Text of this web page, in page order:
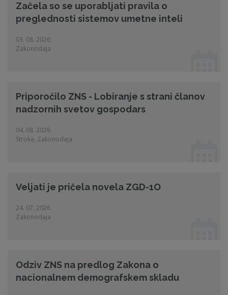
Začela so se uporabljati pravila o
preglednosti sistemov umetne inteli
03. 08. 2026
Zakonodaja
Priporočilo ZNS - Lobiranje s strani članov
nadzornih svetov gospodars
04. 08. 2026
Stroka, Zakonodaja
Veljati je pričela novela ZGD-1O
24. 07. 2026
Zakonodaja
Odziv ZNS na predlog Zakona o
nacionalnem demografskem skladu